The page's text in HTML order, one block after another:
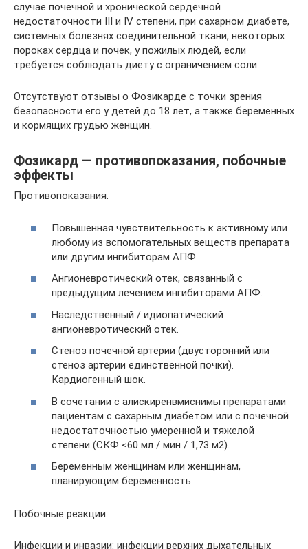
случае почечной и хронической сердечной
недостаточности III и IV степени, при сахарном диабете,
системных болезнях соединительной ткани, некоторых
пороках сердца и почек, у пожилых людей, если
требуется соблюдать диету с ограничением соли.
Отсутствуют отзывы о Фозикарде с точки зрения
безопасности его у детей до 18 лет, а также беременных
и кормящих грудью женщин.
Фозикард — противопоказания, побочные
эффекты
Противопоказания.
Повышенная чувствительность к активному или
любому из вспомогательных веществ препарата
или другим ингибиторам АПФ.
Ангионевротический отек, связанный с
предыдущим лечением ингибиторами АПФ.
Наследственный / идиопатический
ангионевротический отек.
Стеноз почечной артерии (двусторонний или
стеноз артерии единственной почки).
Кардиогенный шок.
В сочетании с алискиренвмиснимы препаратами
пациентам с сахарным диабетом или с почечной
недостаточностью умеренной и тяжелой
степени (СКФ <60 мл / мин / 1,73 м2).
Беременным женщинам или женщинам,
планирующим беременность.
Побочные реакции.
Инфекции и инвазии: инфекции верхних дыхательных